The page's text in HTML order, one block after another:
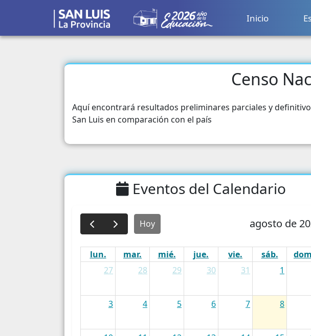
Inicio
Censo
Aquí encontrará resultados preliminares parciales y
San Luis en comparación con el país
Eventos del Calendario
Hoy agosto de
lun. mar. mié. jue. vie. sáb.
27
28 29 30 31 1
3 4 5 6 7 8